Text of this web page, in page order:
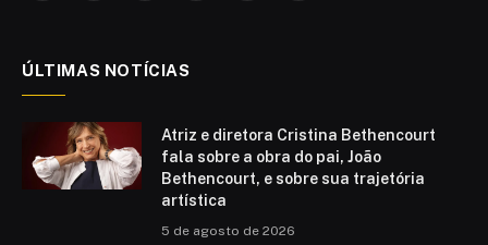
ÚLTIMAS NOTÍCIAS
Atriz e diretora Cristina Bethencourt
fala sobre a obra do pai, João
Bethencourt, e sobre sua trajetória
artística
5 de agosto de 2026